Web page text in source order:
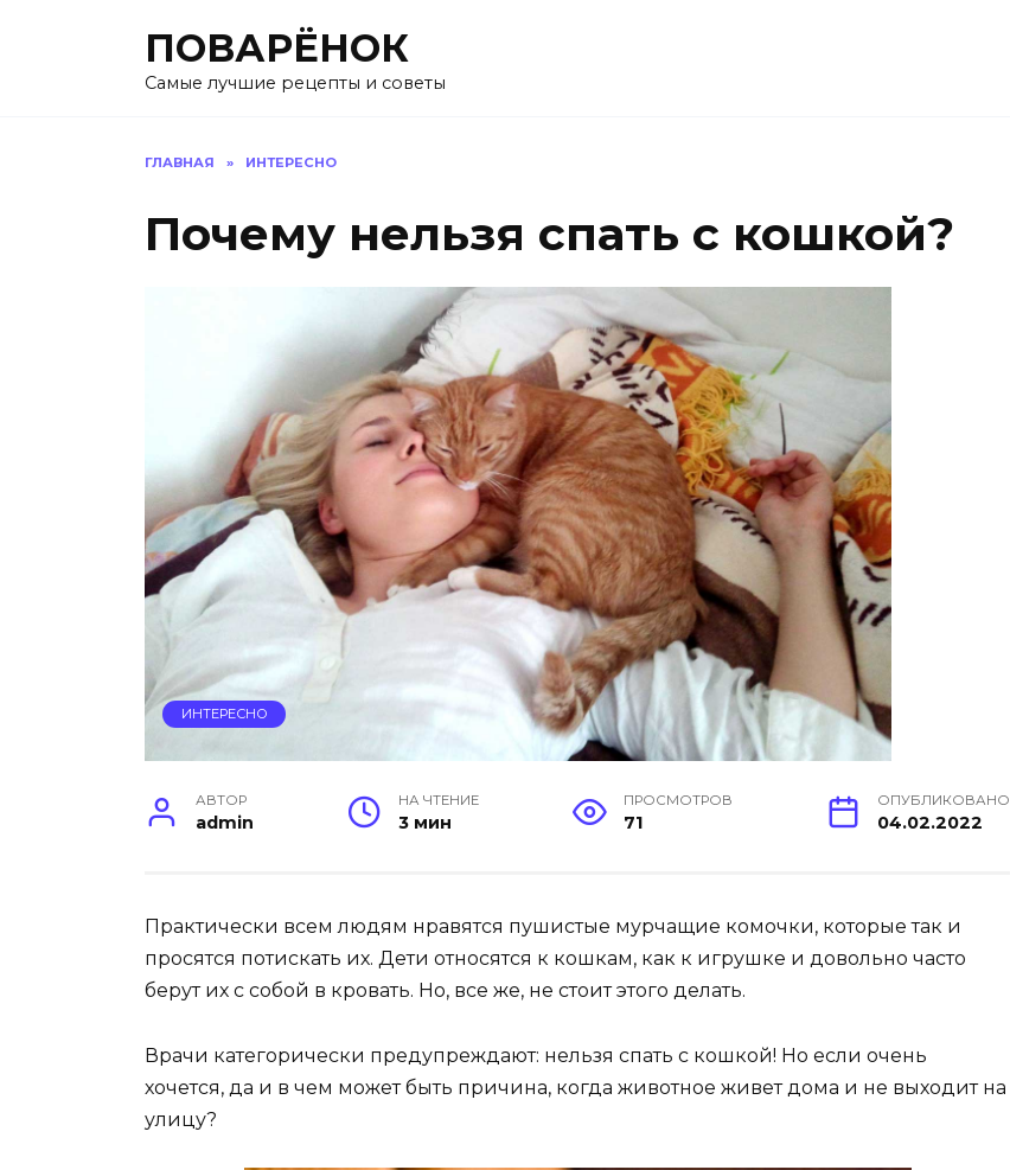
ПОВАРЁНОК
Самые лучшие рецепты и советы
ГЛАВНАЯ » ИНТЕРЕСНО
Почему нельзя спать с кошкой?
ИНТЕРЕСНО
АВТОР
admin
НА ЧТЕНИЕ
3 мин
ПРОСМОТРОВ
71
ОПУБЛИКОВАНО
04.02.2022
Практически всем людям нравятся пушистые мурчащие комочки, которые так и
просятся потискать их. Дети относятся к кошкам, как к игрушке и довольно часто
берут их с собой в кровать. Но, все же, не стоит этого делать.
Врачи категорически предупреждают: нельзя спать с кошкой! Но если очень
хочется, да и в чем может быть причина, когда животное живет дома и не выходит на
улицу?